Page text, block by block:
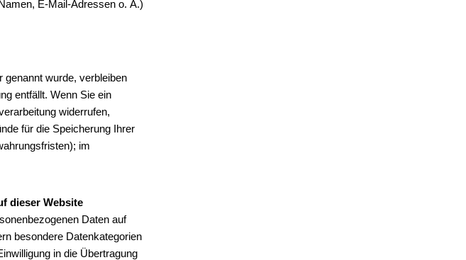
E-Mail-Adressen o. Ä.)
genannt wurde, verbleiben
entfällt. Wenn Sie ein
widerrufen,
für die Speicherung Ihrer
im
dieser Website
Daten auf
besondere Datenkategorien
in die Übertragung